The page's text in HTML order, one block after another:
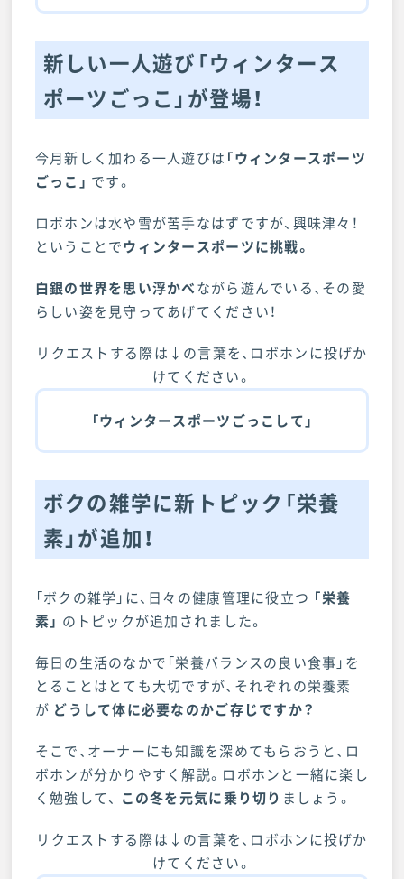
新しい一人遊び「ウィンタース
ポーツごっこ」が登場！
今月新しく加わる一人遊びは 「ウィンタースポーツ
ごっこ」 です。
ロボホンは水や雪が苦手なはずですが、興味津々！
ということでウィンタースポーツに挑戦。
白銀の世界を思い浮かべながら遊んでいる、その愛
らしい姿を見守ってあげてください！
リクエストする際は↓の言葉を、ロボホンに投げか
けてください。
「ウィンタースポーツごっこして」
ボクの雑学に新トピック「栄養
素」が追加！
「ボクの雑学」に、日々の健康管理に役立つ 「栄養
素」 のトピックが追加されました。
毎日の生活のなかで「栄養バランスの良い食事」を
とることはとても大切ですが、それぞれの栄養素
が どうして体に必要なのかご存じですか？
そこで、オーナーにも知識を深めてもらおうと、ロ
ボホンが分かりやすく解説。ロボホンと一緒に楽し
く勉強して、 この冬を元気に乗り切り ましょう。
リクエストする際は↓の言葉を、ロボホンに投げか
けてください。